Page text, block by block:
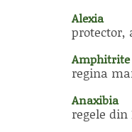
Alexia
protector,
Amphitrite
regina
Anaxibia
regele